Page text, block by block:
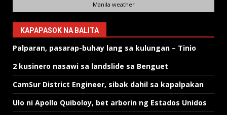
Manila weather
KAPAPASOK NA BALITA
Palparan, pasarap-buhay lang sa kulungan – Tinio
2 kusinero nasawi sa landslide sa Benguet
CamSur District Engineer, sibak dahil sa kapalpakan
Ulo ni Apollo Quiboloy, bet arborin ng Estados Unidos